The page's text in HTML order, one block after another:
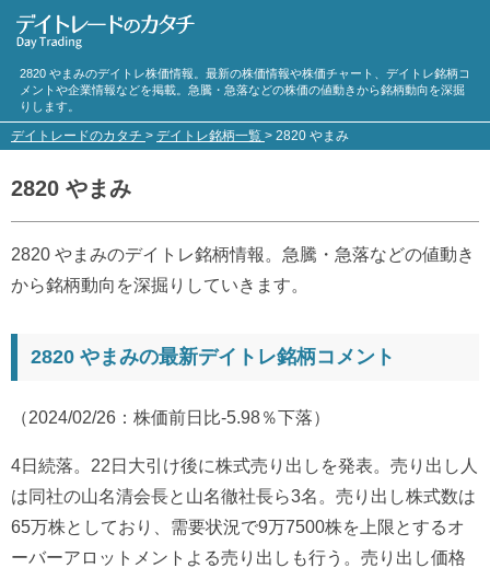
2820 やまみのデイトレ株価情報。最新の株価情報や株価チャート、デイトレ銘柄コ
メントや企業情報などを掲載。急騰・急落などの株価の値動きから銘柄動向を深掘
りします。
デイトレードのカタチ > デイトレ銘柄一覧 > 2820 やまみ
2820 やまみ
2820 やまみのデイトレ銘柄情報。急騰・急落などの値動き
から銘柄動向を深掘りしていきます。
2820 やまみの最新デイトレ銘柄コメント
（2024/02/26：株価前日比-5.98％下落）
4日続落。22日大引け後に株式売り出しを発表。売り出し人
は同社の山名清会長と山名徹社長ら3名。売り出し株式数は
65万株としており、需要状況で9万7500株を上限とするオ
ーバーアロットメントよる売り出しも行う。売り出し価格